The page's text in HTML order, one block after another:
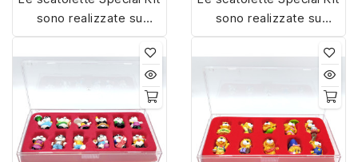
sono realizzate su
misura con materiali di
alta qualità, hanno un
interno sagomato in
vellutino rosso e offrono
soluzioni eleganti e
pratiche per organizzare
e mostrare la tua
sono realizzate su
misura con materiali di
alta qualità, hanno un
interno sagomato in
vellutino rosso e offrono
soluzioni eleganti e
pratiche per organizzare
e mostrare la tua